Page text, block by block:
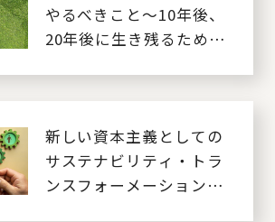
やるべきこと～10年後、
20年後に生き残るために
新しい資本主義としての
サステナビリティ・トラ
ンスフォーメーションと